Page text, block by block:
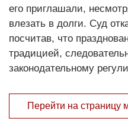
его приглашали,
влезать в долги. Суд
посчитав, что
традицией,
законодательному
Перейти на страницу